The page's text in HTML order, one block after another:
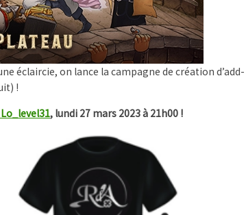
éclaircie, on lance la campagne de création d’add-
!
, lundi 27 mars 2023 à 21h00 !